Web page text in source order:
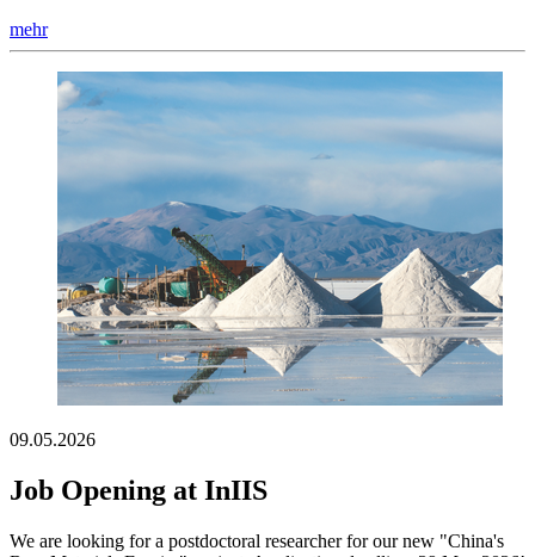
mehr
09.05.2026
Job Opening at InIIS
We are looking for a postdoctoral researcher for our new "China's